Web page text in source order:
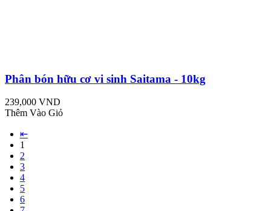
Phân bón hữu cơ vi sinh Saitama - 10kg
239,000 VND
Thêm Vào Giỏ
⇤
1
2
3
4
5
6